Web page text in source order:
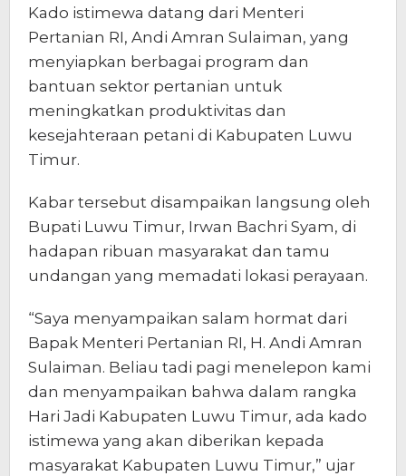
Kado istimewa datang dari Menteri
Pertanian RI, Andi Amran Sulaiman, yang
menyiapkan berbagai program dan
bantuan sektor pertanian untuk
meningkatkan produktivitas dan
kesejahteraan petani di Kabupaten Luwu
Timur.
Kabar tersebut disampaikan langsung oleh
Bupati Luwu Timur, Irwan Bachri Syam, di
hadapan ribuan masyarakat dan tamu
undangan yang memadati lokasi perayaan.
“Saya menyampaikan salam hormat dari
Bapak Menteri Pertanian RI, H. Andi Amran
Sulaiman. Beliau tadi pagi menelepon kami
dan menyampaikan bahwa dalam rangka
Hari Jadi Kabupaten Luwu Timur, ada kado
istimewa yang akan diberikan kepada
masyarakat Kabupaten Luwu Timur,” ujar